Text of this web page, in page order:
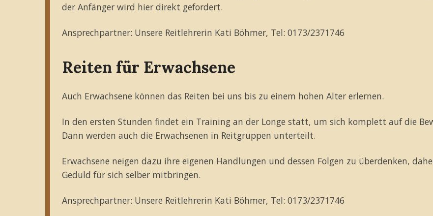
der Anfänger wird hier direkt gefordert.
Ansprechpartner: Unsere Reitlehrerin Kati Böhmer, Tel: 0173/2371746
Reiten für Erwachsene
Auch Erwachsene können das Reiten bei uns bis zu einem hohen Alter erlernen.
In den ersten Stunden findet ein Training an der Longe statt, um sich komplett auf die
Dann werden auch die Erwachsenen in Reitgruppen unterteilt.
Erwachsene neigen dazu ihre eigenen Handlungen und dessen Folgen zu überdenken,
Geduld für sich selber mitbringen.
Ansprechpartner: Unsere Reitlehrerin Kati Böhmer, Tel: 0173/2371746